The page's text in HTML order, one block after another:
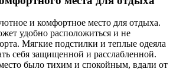
и комфортное место для отдыха.
удобно расположиться и не
Мягкие подстилки и теплые одеяла
себя защищенной и расслабленной.
было тихим и спокойным, вдали от